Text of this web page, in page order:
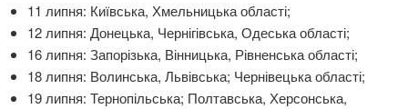
11 липня: Київська, Хмельницька області;
12 липня: Донецька, Чернігівська, Одеська області;
16 липня: Запорізька, Вінницька, Рівненська області;
18 липня: Волинська, Львівська; Чернівецька області;
19 липня: Тернопільська; Полтавська, Херсонська,